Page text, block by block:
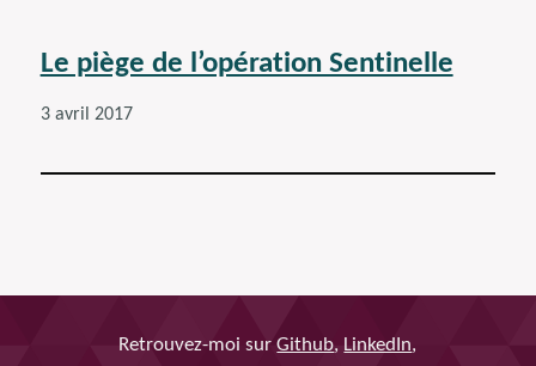
Le piège de l’opération Sentinelle
3 avril 2017
Retrouvez-moi surGithub, LinkedIn,